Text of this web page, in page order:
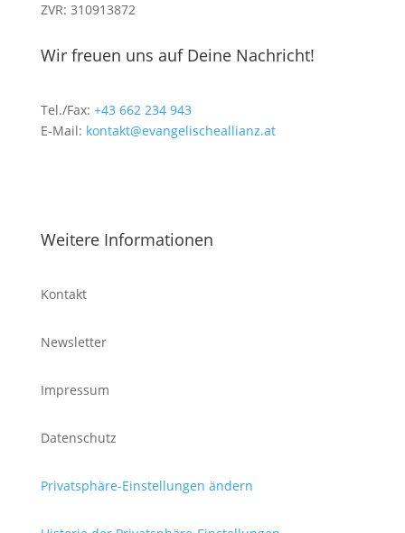
ZVR: 310913872
Wir freuen uns auf Deine Nachricht!
Tel./Fax: +43 662 234 943
E-Mail: kontakt@evangelischeallianz.at
Weitere Informationen
Kontakt
Newsletter
Impressum
Datenschutz
Privatsphäre-Einstellungen ändern